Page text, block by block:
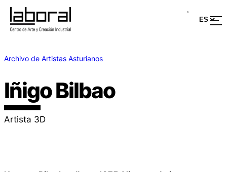
Archivo de Artistas Asturianos
Iñigo Bilbao
Artista 3D